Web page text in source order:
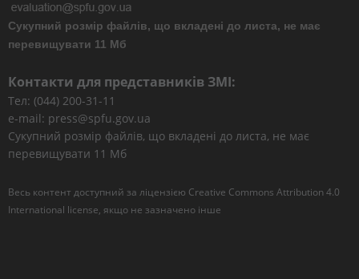
Сукупний розмір файлів, що вкладені до листа, не має
перевищувати 11 Мб
Контакти для представників ЗМІ:
Тел: (044) 200-31-11
e-mail: press@spfu.gov.ua
Сукупний розмір файлів, що вкладені до листа, не має
перевищувати 11 Мб
Весь контент доступний за ліцензією Creative Commons Attribution 4.0
International license, якщо не зазначено інше